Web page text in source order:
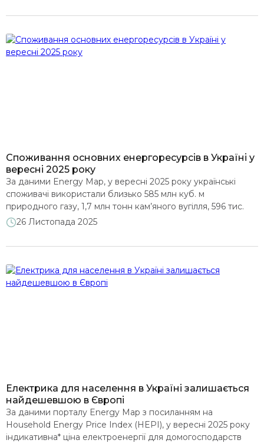
початку року. У листопаді рф здійснила 4 масовані
посилило дефіцит в […]
Споживання основних енергоресурсів в Україні у
вересні 2025 року
За даними Energy Map, у вересні 2025 року українські
споживачі використали близько 585 млн куб. м
природного газу, 1,7 млн тонн кам’яного вугілля, 596 тис.
тонн дизельного палива, 262 тис. тонн бензину, 126 тис.
1,4 тис. тонн мазуту. Ці оцінки базуються на
та Державної […]
26 Листопада 2025
Електрика для населення в Україні залишається
найдешевшою в Європі
За даними порталу Energy Map з посиланням на
Household Energy Price Index (HEPI), у вересні 2025 року
індикативна* ціна електроенергії для домогосподарств